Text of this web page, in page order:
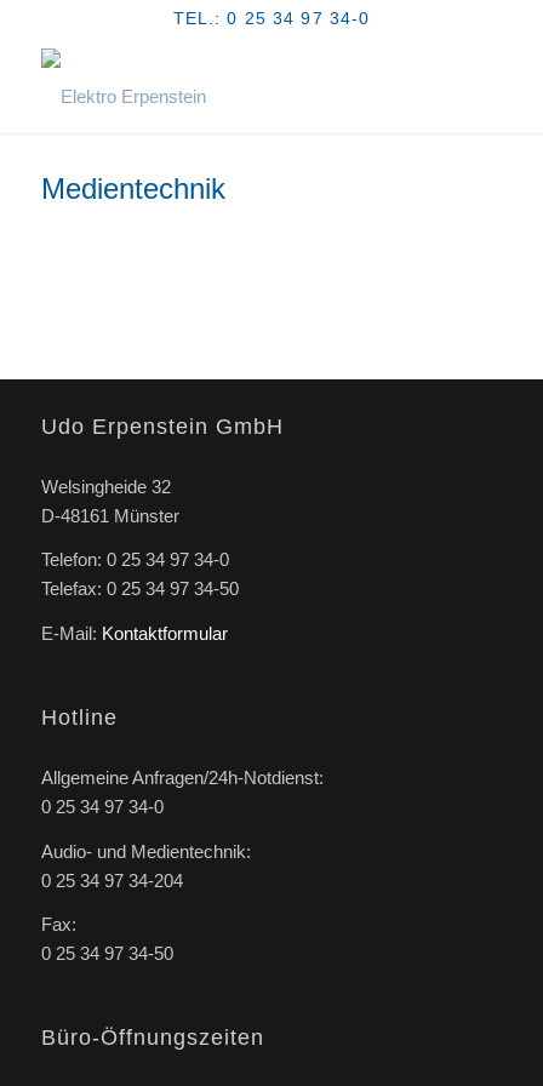
TEL.: 0 25 34 97 34-0
Medientechnik
Udo Erpenstein GmbH
Welsingheide 32
D-48161 Münster
Telefon: 0 25 34 97 34-0
Telefax: 0 25 34 97 34-50
E-Mail: Kontaktformular
Hotline
Allgemeine Anfragen/24h-Notdienst:
0 25 34 97 34-0
Audio- und Medientechnik:
0 25 34 97 34-204
Fax:
0 25 34 97 34-50
Büro-Öffnungszeiten